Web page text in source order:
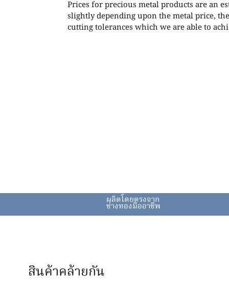
Prices for precious metal products are an
slightly depending upon the metal price,
cutting tolerances which we are able to
ผลิตโดยตรงจาก
ช่างทองมืออาชีพ
สินค้าคล้ายกัน